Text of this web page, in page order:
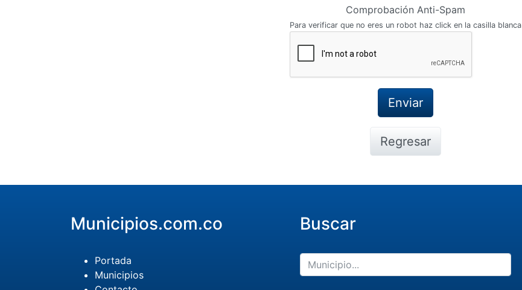
Comprobación Anti-Spam
Para verificar que no eres un robot haz click en la casilla blanca
Regresar
Municipios.com.co
Portada
Municipios
Buscar